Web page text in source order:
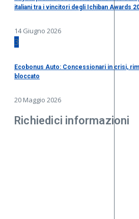
italiani tra i vincitori degli Ichiban Awards
14 Giugno 2026
3
Ecobonus Auto: Concessionari in crisi,
bloccato
20 Maggio 2026
Richiedici informazioni